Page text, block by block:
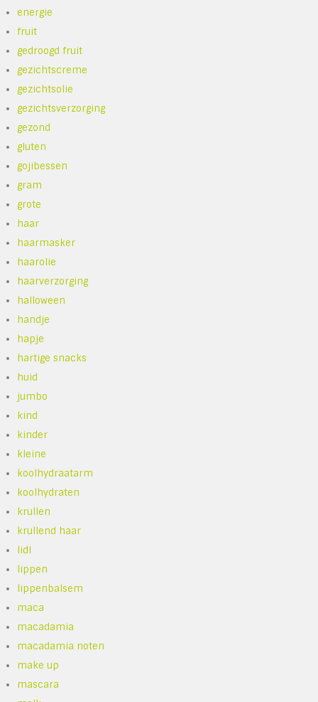
energie
fruit
gedroogd fruit
gezichtscreme
gezichtsolie
gezichtsverzorging
gezond
gluten
gojibessen
gram
grote
haar
haarmasker
haarolie
haarverzorging
halloween
handje
hapje
hartige snacks
huid
jumbo
kind
kinder
kleine
koolhydraatarm
koolhydraten
krullen
krullend haar
lidl
lippen
lippenbalsem
maca
macadamia
macadamia noten
make up
mascara